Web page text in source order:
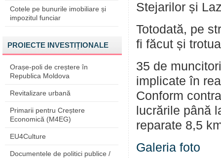
Cotele pe bunurile imobiliare și
impozitul funciar
PROIECTE INVESTIȚIONALE
Orașe-poli de creștere în
Republica Moldova
Revitalizare urbană
Primarii pentru Creștere
Economică (M4EG)
EU4Culture
Documentele de politici publice /
Stejarilor și
Totodată, pe
fi făcut și
35 de
implicate în
Conform
lucrările până
reparate 8,5
Galeria foto